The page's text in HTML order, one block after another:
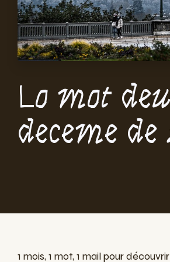
Lo mot
deceme
1 mois, 1 mot, 1 mail pour